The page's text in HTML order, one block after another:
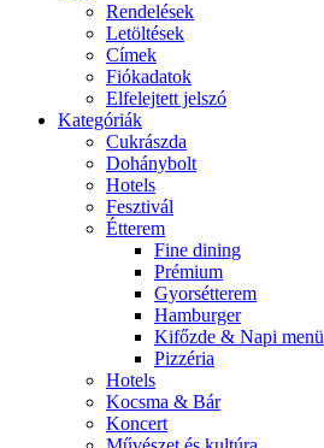
Rendelések
Letöltések
Címek
Fiókadatok
Elfelejtett jelszó
Kategóriák
Cukrászda
Dohánybolt
Hotels
Fesztivál
Étterem
Fine dining
Prémium
Gyorsétterem
Hamburger
Kifőzde & Napi menü
Pizzéria
Hotels
Kocsma & Bár
Koncert